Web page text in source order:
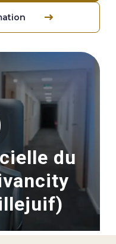
du